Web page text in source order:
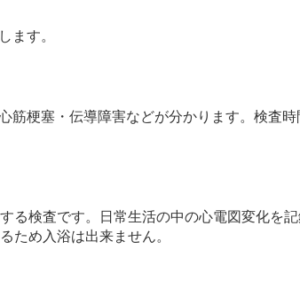
ます。
筋梗塞・伝導障害などが分かります。検査
る検査です。日常生活の中の心電図変化を
ため入浴は出来ません。